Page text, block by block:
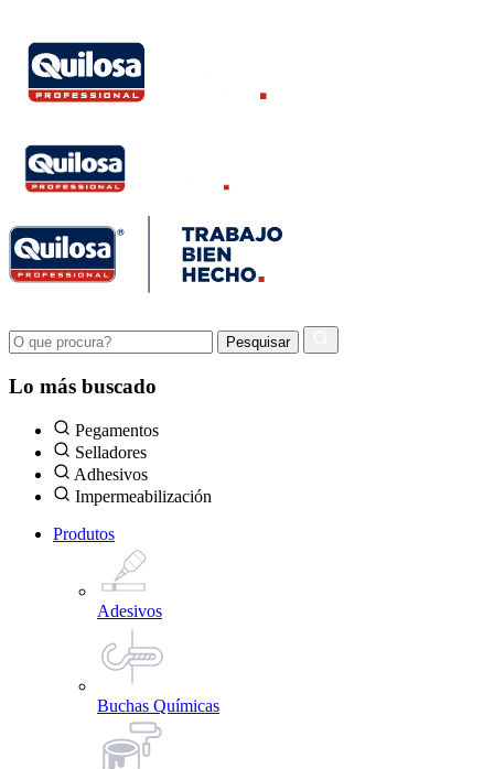
Lo más buscado
Pegamentos
Selladores
Adhesivos
Impermeabilización
Produtos
Adesivos
Buchas Químicas